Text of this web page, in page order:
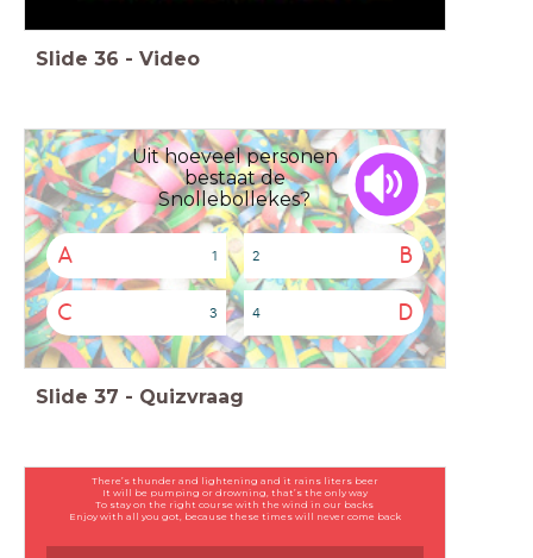
Slide 36 - Video
Uit hoeveel personen
bestaat de
Snollebollekes?
A 1 B
2
C 3 D
4
Slide 37 - Quizvraag
There’s thunder and lightening and it rains liters beer
It will be pumping or drowning, that’s the only way
To stay on the right course with the wind in our backs
Enjoy with all you got, because these times will never come back